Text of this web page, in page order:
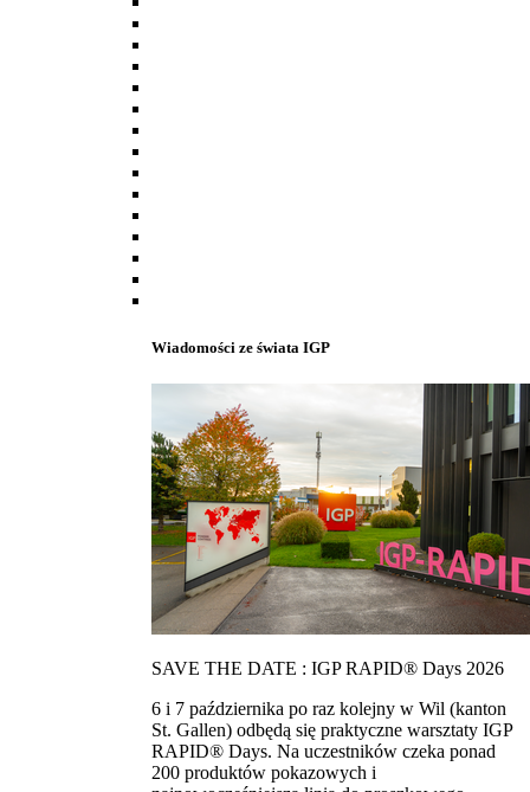
Wiadomości ze świata IGP
SAVE THE DATE : IGP RAPID® Days 2026
6 i 7 października po raz kolejny w Wil (kanton
St. Gallen) odbędą się praktyczne warsztaty IGP
RAPID® Days. Na uczestników czeka ponad
200 produktów pokazowych i